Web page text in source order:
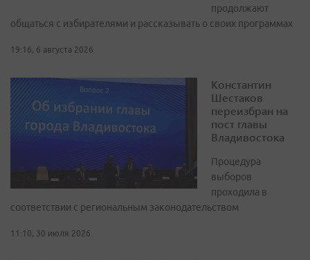
продолжают
общаться с избирателями и рассказывать о своих программах
19:16, 6 августа 2026
Константин
Шестаков
переизбран на
пост главы
Владивостока
Процедура
выборов
проходила в
соответствии с региональным законодательством
11:10, 30 июля 2026